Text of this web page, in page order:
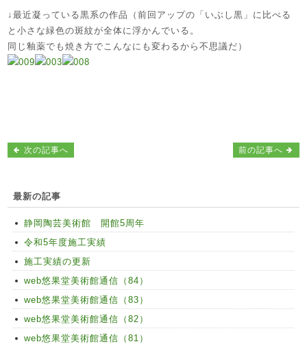
↓最近凝っている黒系の作品（前回アップの「いぶし黒」に比べる
と小さな緑色の斑紋が全体に浮かんでいる。
同じ釉薬でも焼き方でこんなにも変わるから不思議だ）
前の記事へ
次の記事へ
最新の記事
静岡陶芸美術館 開館5周年
令和5年度施工実績
施工実績の更新
web悠果堂美術館通信（84）
web悠果堂美術館通信（83）
web悠果堂美術館通信（82）
web悠果堂美術館通信（81）